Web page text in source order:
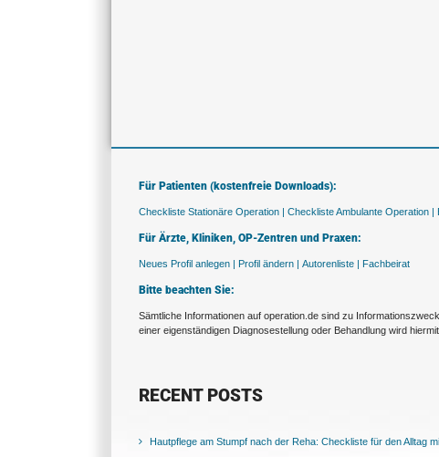
Für Patienten (kostenfreie Downloads):
Checkliste Stationäre Operation | Checkliste Ambulante Operation |
Für Ärzte, Kliniken, OP-Zentren und Praxen:
Neues Profil anlegen | Profil ändern | Autorenliste | Fachbeirat
Bitte beachten Sie:
Sämtliche Informationen auf operation.de sind zu
einer eigenständigen Diagnosestellung oder Behandlung wird
RECENT POSTS
Hautpflege am Stumpf nach der Reha: Checkliste für den Alltag